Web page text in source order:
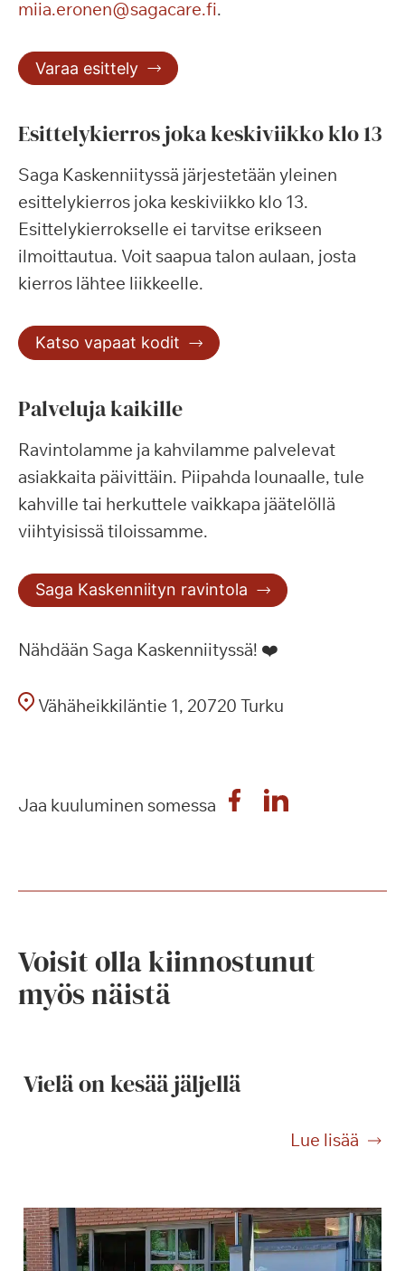
miia.eronen@sagacare.fi.
Varaa esittely
Esittelykierros joka keskiviikko klo 13
Saga Kaskenniityssä järjestetään yleinen
esittelykierros joka keskiviikko klo 13.
Esittelykierrokselle ei tarvitse erikseen
ilmoittautua. Voit saapua talon aulaan, josta
kierros lähtee liikkeelle.
Katso vapaat kodit
Palveluja kaikille
Ravintolamme ja kahvilamme palvelevat
asiakkaita päivittäin. Piipahda lounaalle, tule
kahville tai herkuttele vaikkapa jäätelöllä
viihtyisissä tiloissamme.
Saga Kaskenniityn ravintola
Nähdään Saga Kaskenniityssä! ❤️
Vähäheikkiläntie 1, 20720 Turku
Jaa kuuluminen somessa
Voisit olla kiinnostunut
myös näistä
Vielä on kesää jäljellä
Lue lisää
V
l
ä
o